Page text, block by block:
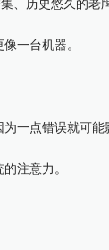
一台机器。
点错误就可能
注意力。